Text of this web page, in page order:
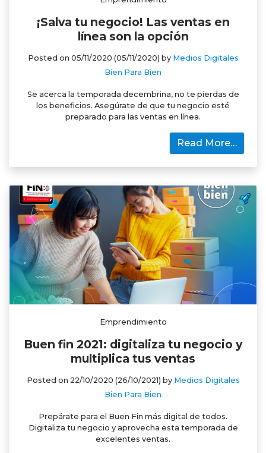
¡Salva tu negocio! Las ventas en
línea son la opción
Posted on 05/11/2020 (05/11/2020) byMedios Digitales
Bien Para Bien
Se acerca la temporada decembrina, no te pierdas de
los beneficios. Asegúrate de que tu negocio esté
preparado para las ventas en línea.
Read More…
Emprendimiento
Buen fin 2021: digitaliza tu negocio y
multiplica tus ventas
Posted on 22/10/2020 (26/10/2021) byMedios Digitales
Bien Para Bien
Prepárate para el Buen Fin más digital de todos.
Digitaliza tu negocio y aprovecha esta temporada de
excelentes ventas.